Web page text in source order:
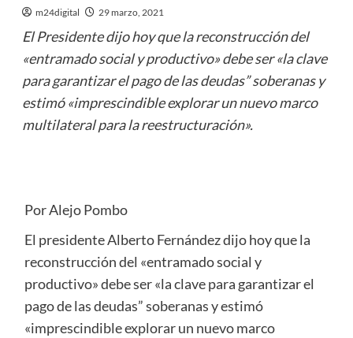
m24digital 29 marzo, 2021
El Presidente dijo hoy que la reconstrucción del
«entramado social y productivo» debe ser «la clave
para garantizar el pago de las deudas” soberanas y
estimó «imprescindible explorar un nuevo marco
multilateral para la reestructuración».
Por Alejo Pombo
El presidente Alberto Fernández dijo hoy que la
reconstrucción del «entramado social y
productivo» debe ser «la clave para garantizar el
pago de las deudas” soberanas y estimó
«imprescindible explorar un nuevo marco